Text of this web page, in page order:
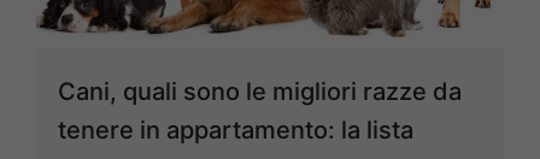
Cani, quali sono le migliori razze da
tenere in appartamento: la lista